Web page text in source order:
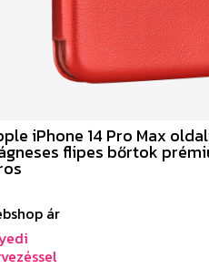
iPhone 14 Pro Max
flipes bőrtok
ár